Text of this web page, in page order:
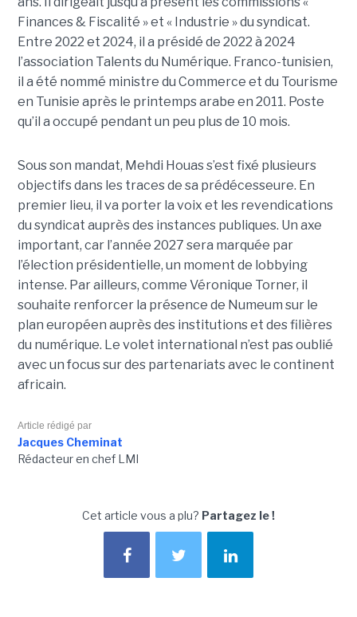
Finances & Fiscalité » et « Industrie » du syndicat.
Entre 2022 et 2024, il a présidé de 2022 à 2024
l’association Talents du Numérique. Franco-tunisien,
il a été nommé ministre du Commerce et du Tourisme
en Tunisie après le printemps arabe en 2011. Poste
qu’il a occupé pendant un peu plus de 10 mois.
Sous son mandat, Mehdi Houas s’est fixé plusieurs
objectifs dans les traces de sa prédécesseure. En
premier lieu, il va porter la voix et les revendications
du syndicat auprès des instances publiques. Un axe
important, car l’année 2027 sera marquée par
l’élection présidentielle, un moment de lobbying
intense. Par ailleurs, comme Véronique Torner, il
souhaite renforcer la présence de Numeum sur le
plan européen auprès des institutions et des filières
du numérique. Le volet international n’est pas oublié
avec un focus sur des partenariats avec le continent
africain.
Article rédigé par
Jacques Cheminat
Rédacteur en chef LMI
Cet article vous a plu? Partagez le !